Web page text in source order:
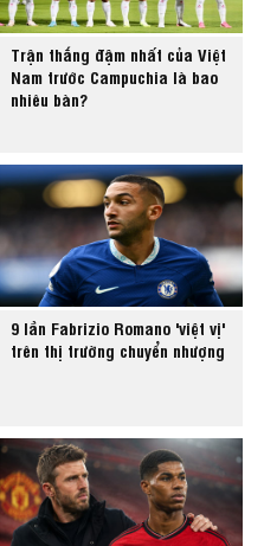
Trận thắng đậm nhất của Việt
Nam trước Campuchia là bao
nhiêu bàn?
9 lần Fabrizio Romano 'việt vị'
trên thị trường chuyển nhượng